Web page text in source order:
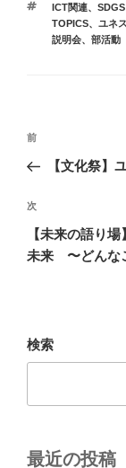
ゴ
リ
ー
タ
グ
ICT関連、
TOPICS、 ユネ
説明会、 部活動
投
ナ
ビ
ゲ
ー
前
の
稿
前
【文化祭】
次
の
投
次
【未来の語り
未来 〜どんな
検索
最近の投稿